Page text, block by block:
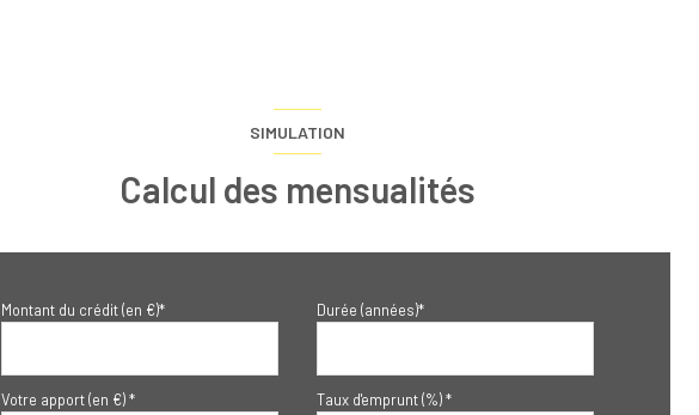
SIMULATION
Calcul des mensualités
Montant du crédit (en €)* Durée (années)*
Votre apport (en €) * Taux d'emprunt (%) *